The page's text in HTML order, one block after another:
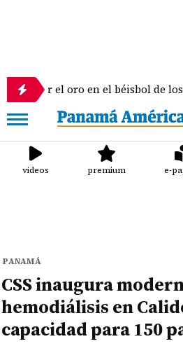
oro en el béisbol de los Juegos
videos premium e-
PANAMÁ
CSS inaugura
hemodiálisis en
capacidad para 150